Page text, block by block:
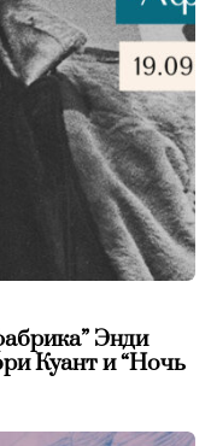
Энди
Куант и “Ночь